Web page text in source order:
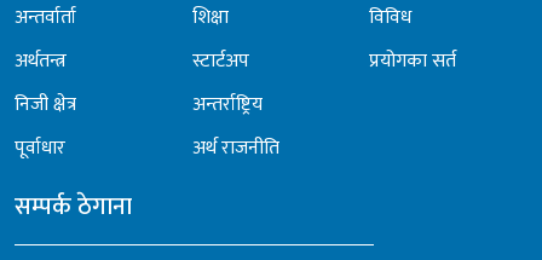
अन्तर्वार्ता
अर्थतन्त्र
निजी क्षेत्र
पूर्वाधार
शिक्षा
स्टार्टअप
अन्तर्राष्ट्रिय
अर्थ राजनीति
विविध
प्रयोगका सर्त
सम्पर्क ठेगाना